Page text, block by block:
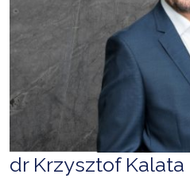
dr Krzysztof Kalata